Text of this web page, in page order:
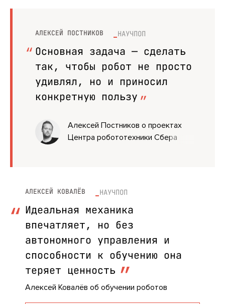
АЛЕКСЕЙ ПОСТНИКОВ НАУЧПОП
Основная задача — сделать
так, чтобы робот не просто
удивлял, но и приносил
конкретную пользу
Алексей Постников о проектах
Центра робототехники Сбера
АЛЕКСЕЙ КОВАЛЁВ НАУЧПОП
Идеальная механика
впечатляет, но без
автономного управления и
способности к обучению она
теряет ценность
Алексей Ковалёв об обучении роботов